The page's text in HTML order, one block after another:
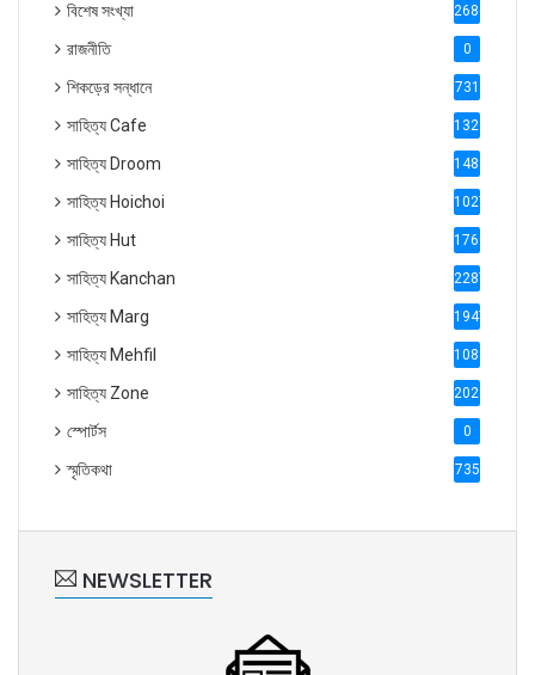
বিশেষ সংখ্যা 2686
রাজনীতি 0
শিকড়ের সন্ধানে 731
সাহিত্য Cafe 1321
সাহিত্য Droom 1488
সাহিত্য Hoichoi 1027
সাহিত্য Hut 1769
সাহিত্য Kanchan 2287
সাহিত্য Marg 1947
সাহিত্য Mehfil 1088
সাহিত্য Zone 2028
স্পোর্টস 0
স্মৃতিকথা 735
NEWSLETTER